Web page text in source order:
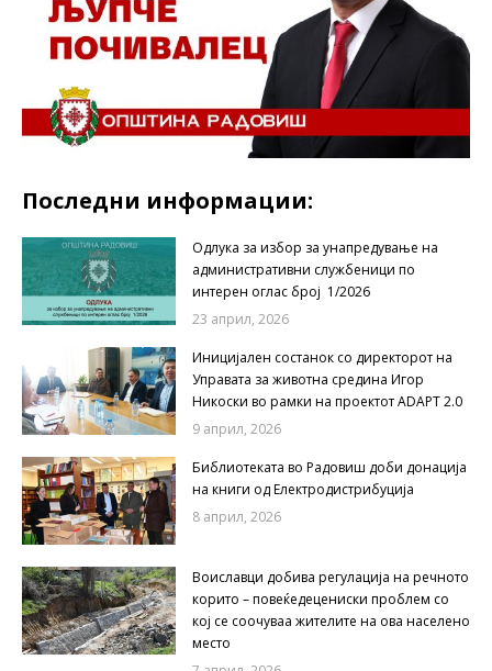
Последни информации:
Одлука за избор за унапредување на
административни службеници по
интерен оглас број 1/2026
23 април, 2026
Иницијален состанок со директорот на
Управата за животна средина Игор
Никоски во рамки на проектот ADAPT 2.0
9 април, 2026
Библиотеката во Радовиш доби донација
на книги од Електродистрибуција
8 април, 2026
Воиславци добива регулација на речното
корито – повеќедецениски проблем со
кој се соочуваа жителите на ова населено
место